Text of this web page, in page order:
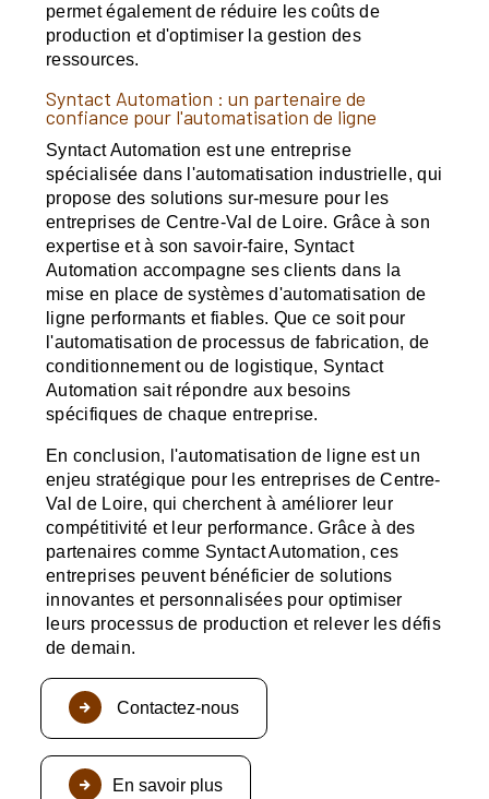
permet également de réduire les coûts de
production et d'optimiser la gestion des
ressources.
Syntact Automation : un partenaire de
confiance pour l'automatisation de ligne
Syntact Automation est une entreprise
spécialisée dans l'automatisation industrielle, qui
propose des solutions sur-mesure pour les
entreprises de Centre-Val de Loire. Grâce à son
expertise et à son savoir-faire, Syntact
Automation accompagne ses clients dans la
mise en place de systèmes d'automatisation de
ligne performants et fiables. Que ce soit pour
l'automatisation de processus de fabrication, de
conditionnement ou de logistique, Syntact
Automation sait répondre aux besoins
spécifiques de chaque entreprise.
En conclusion, l'automatisation de ligne est un
enjeu stratégique pour les entreprises de Centre-
Val de Loire, qui cherchent à améliorer leur
compétitivité et leur performance. Grâce à des
partenaires comme Syntact Automation, ces
entreprises peuvent bénéficier de solutions
innovantes et personnalisées pour optimiser
leurs processus de production et relever les défis
de demain.
En savoir plus
Contactez-nous